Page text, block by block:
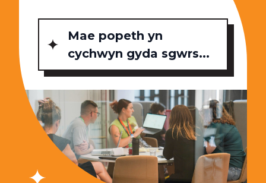
Mae popeth yn
cychwyn gyda sgwrs...